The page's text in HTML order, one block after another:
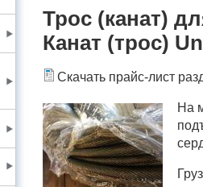
Трос (канат)
Канат (трос)
Скачать прайс-лист
На